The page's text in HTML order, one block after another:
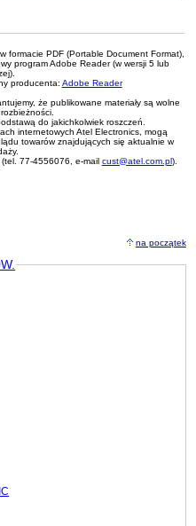
formacie PDF (Portable Document Format),
program Adobe Reader (w wersji 5 lub
producenta: Adobe Reader
że publikowane materiały są wolne
do jakichkolwiek roszczeń.
internetowych Atel Electronics, mogą
towarów znajdujących się aktualnie w
77-4556076, e-mail cust@atel.com.pl).
na początek